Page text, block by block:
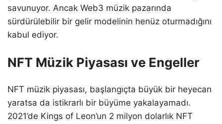
savunuyor. Ancak Web3 müzik pazarında
sürdürülebilir bir gelir modelinin henüz oturmadığını
kabul ediyor.
NFT Müzik Piyasası ve Engeller
NFT müzik piyasası, başlangıçta büyük bir heyecan
yaratsa da istikrarlı bir büyüme yakalayamadı.
2021’de Kings of Leon’un 2 milyon dolarlık NFT